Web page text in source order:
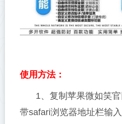
使用方法：
1、复制苹果微如笑
带safari浏览器地址栏输入